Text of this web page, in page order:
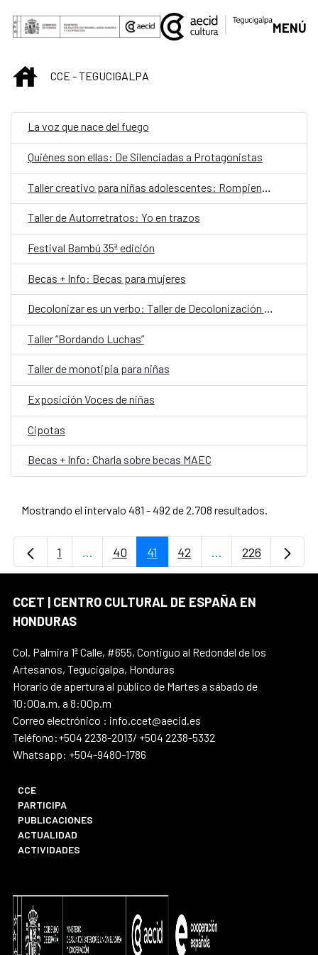
Saltar al contenido principal
MENÚ
INICIOCCE - TEGUCIGALPA
La voz que nace del fuego
Quiénes son ellas: De Silenciadas a Protagonistas
Taller de Autorretratos: Yo en trazos
Festival Bambú 35ª edición
Becas + Info: Becas para mujeres
Decolonizar es un verbo: Taller de Decolonización de la Investigación
Taller “Bordando Luchas”
Taller de monotipia para niñas
Exposición Voces de niñas
Cipotas
Becas + Info: Charla sobre becas MAEC
Mostrando el intervalo 481 - 492 de 2.708 resultados.
Página
1 ...Páginas intermedias Use TAB para
Página
40 Página
41 Página
42 ...PáginasPágina
226
CCET | CENTRO CULTURAL DE ESPAÑA EN
HONDURAS
Col. Palmira 1ª Calle, #655, Contiguo al Redondel de los
Artesanos, Tegucigalpa, Honduras
Horario de apertura al público de Martes a sábado de
10:00a.m. a 8:00p.m
Correo electrónico : info.ccet@aecid.es
Teléfono:+504 2238-2013/ +504 2238-5332
Whatsapp: +504-9480-1786
CCE
PARTICIPA
PUBLICACIONES
ACTUALIDAD
ACTIVIDADES